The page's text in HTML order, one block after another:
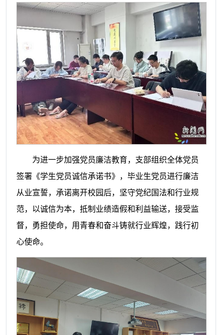
为进一步加强党员廉洁教育，支部组织全体党员
签署《学生党员诚信承诺书》，毕业生党员进行廉洁
从业宣誓，承诺离开校园后，坚守党纪国法和行业规
范，以诚信为本，抵制业绩造假和利益输送，接受监
督，勇担使命，用青春和奋斗铸就行业辉煌，践行初
心使命。